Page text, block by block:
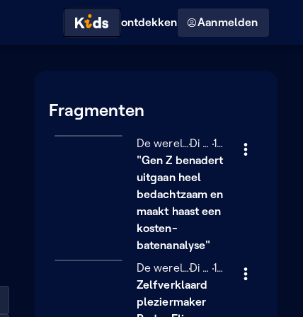
Hoog contrast modus
ontdekken Aanmelden
Fragmenten
De wereld van SofieDinsdag 24 februari
Di 24/02 13 minuten
13 min
"Gen Z benadert
uitgaan heel
bedachtzaam en
maakt haast een
kosten-
batenanalyse"
De wereld van SofieDinsdag 24 februari
Di 24/02 10 minuten
10 min
Zelfverklaard
pleziermaker